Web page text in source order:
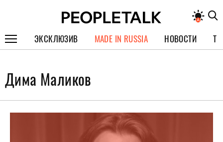
ЭКСКЛЮЗИВ
СПЕЦПРОЕКТЫ
ИНТЕРВЬЮ
MADE IN RUSSIA НОВОСТИ
Дима Маликов